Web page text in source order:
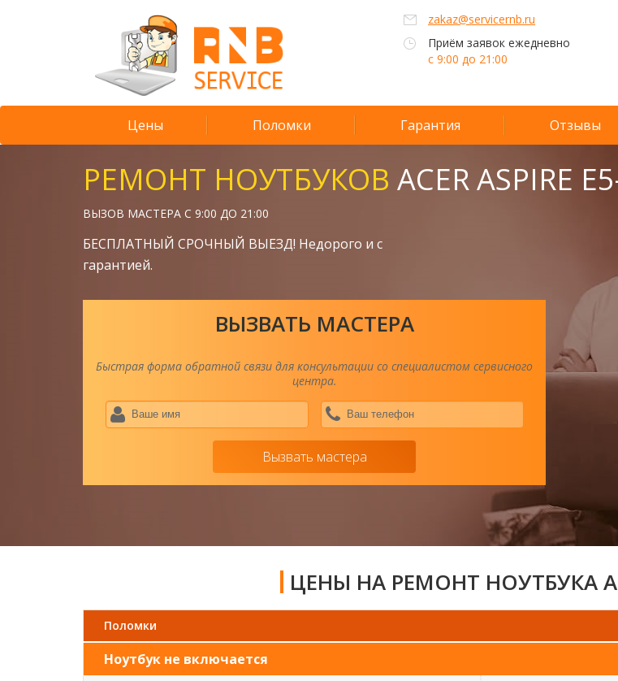
zakaz@servicernb.ru
Приём заявок ежедневно
с 9:00 до 21:00
Цены Поломки Гарантия Отзывы
РЕМОНТ НОУТБУКОВ ACER ASPIRE
ВЫЗОВ МАСТЕРА С 9:00 ДО 21:00
БЕСПЛАТНЫЙ СРОЧНЫЙ ВЫЕЗД! Недорого и с
гарантией.
ВЫЗВАТЬ МАСТЕРА
Быстрая форма обратной связи для консультации со специалистом сервисного
центра.
Ваше
имя
*
Вызвать мастера
ЦЕНЫ НА РЕМОНТ НОУТБУКА
Поломки
Ноутбук не включается